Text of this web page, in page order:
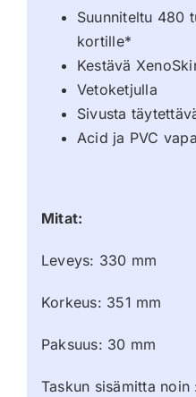
Suunniteltu 480
kortille*
Kestävä
Vetoketjulla
Sivusta
Acid ja PVC
Mitat:
Leveys: 330 mm
Korkeus: 351 mm
Paksuus: 30 mm
Taskun sisämitta